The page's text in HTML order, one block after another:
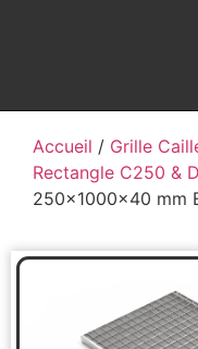
Accueil / Grille
Rectangle C250 &
250x1000x40 mm